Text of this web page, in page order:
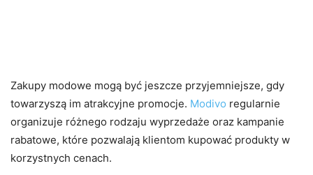
Zakupy modowe mogą być jeszcze przyjemniejsze, gdy
towarzyszą im atrakcyjne promocje. Modivo regularnie
organizuje różnego rodzaju wyprzedaże oraz kampanie
rabatowe, które pozwalają klientom kupować produkty w
korzystnych cenach.